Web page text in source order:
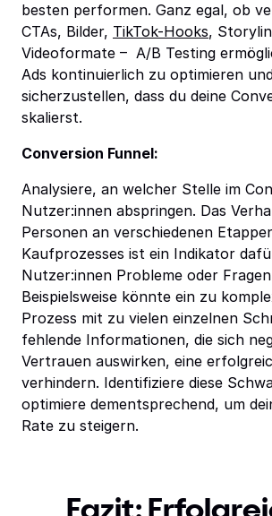
besten performen. Ganz egal, ob
CTAs, Bilder, TikTok-Hooks,
Videoformate – A/B Testing
Ads kontinuierlich zu optimieren
sicherzustellen, dass du deine
skalierst.
Conversion Funnel:
Analysiere, an welcher Stelle im
Nutzer:innen abspringen. Das
Personen an verschiedenen
Kaufprozesses ist ein Indikator
Nutzer:innen Probleme oder
Beispielsweise könnte ein zu
Prozess mit zu vielen einzelnen
fehlende Informationen, die sich
Vertrauen auswirken, eine
verhindern. Identifiziere diese
optimiere dementsprechend, um
Rate zu steigern.